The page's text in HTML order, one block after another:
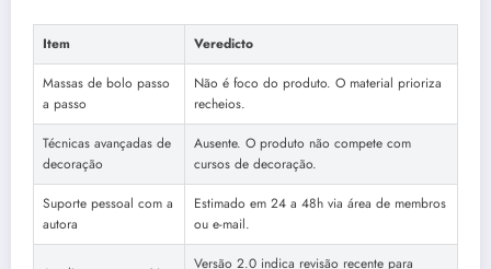
Item
Veredicto
Massas de bolo passo
a passo
Não é foco do produto. O material prioriza
recheios.
Técnicas avançadas de
decoração
Ausente. O produto não compete com
cursos de decoração.
Suporte pessoal com a
autora
Estimado em 24 a 48h via área de membros
ou e-mail.
Versão 2.0 indica revisão recente para